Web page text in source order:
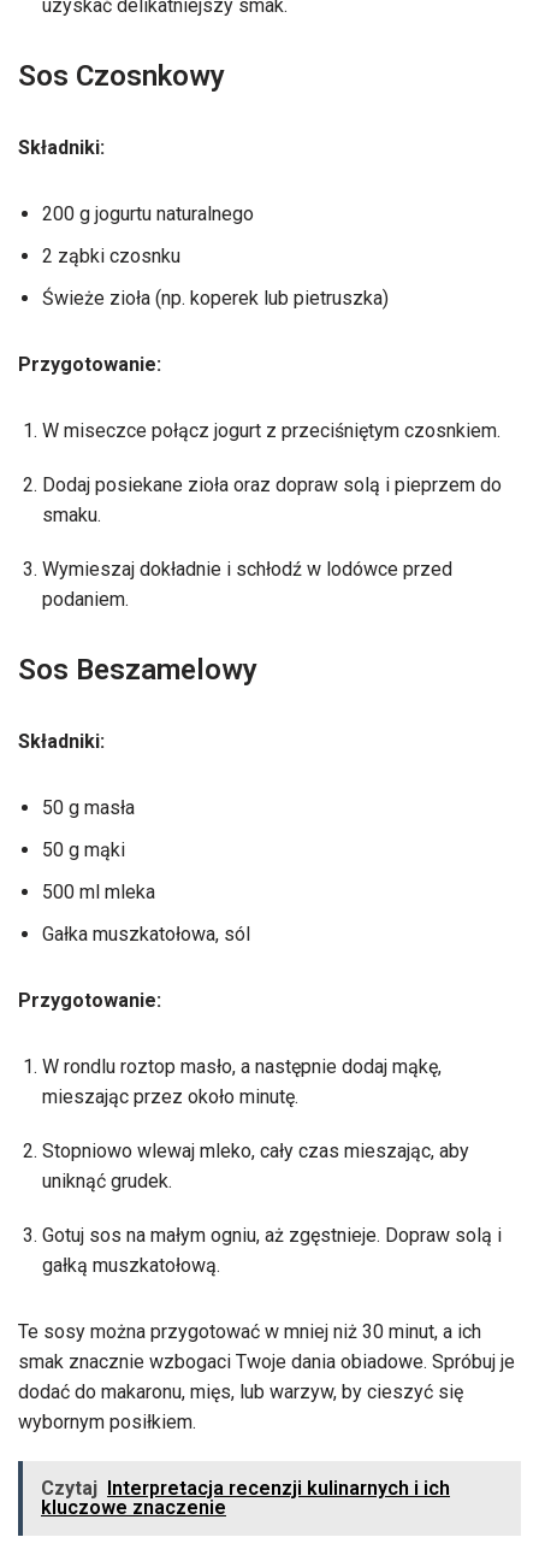
uzyskać delikatniejszy smak.
Sos Czosnkowy
Składniki:
200 g jogurtu naturalnego
2 ząbki czosnku
Świeże zioła (np. koperek lub pietruszka)
Przygotowanie:
W miseczce połącz jogurt z przeciśniętym czosnkiem.
Dodaj posiekane zioła oraz dopraw solą i pieprzem do
smaku.
Wymieszaj dokładnie i schłodź w lodówce przed
podaniem.
Sos Beszamelowy
Składniki:
50 g masła
50 g mąki
500 ml mleka
Gałka muszkatołowa, sól
Przygotowanie:
W rondlu roztop masło, a następnie dodaj mąkę,
mieszając przez około minutę.
Stopniowo wlewaj mleko, cały czas mieszając, aby
uniknąć grudek.
Gotuj sos na małym ogniu, aż zgęstnieje. Dopraw solą i
gałką muszkatołową.
Te sosy można przygotować w mniej niż 30 minut, a ich
smak znacznie wzbogaci Twoje dania obiadowe. Spróbuj je
dodać do makaronu, mięs, lub warzyw, by cieszyć się
wybornym posiłkiem.
Czytaj Interpretacja recenzji kulinarnych i ich
kluczowe znaczenie